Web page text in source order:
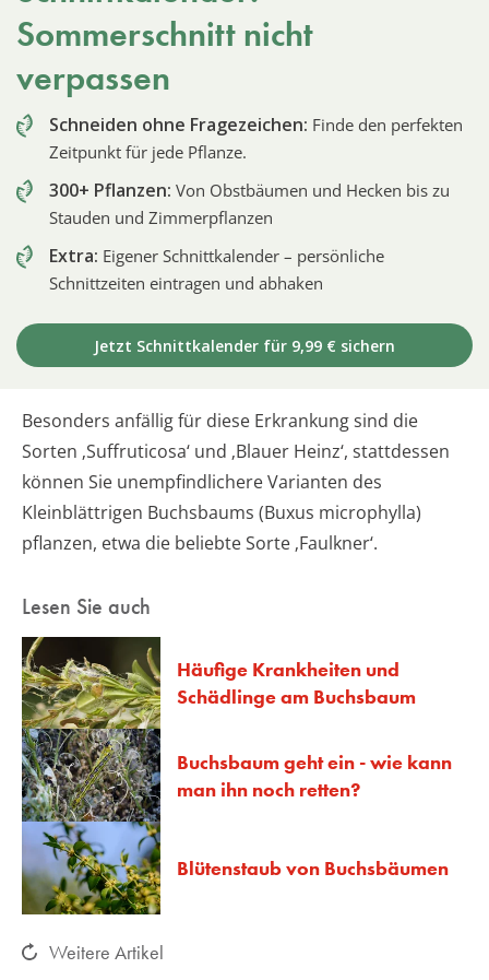
Sommerschnitt nicht
verpassen
Schneiden ohne Fragezeichen: Finde den perfekten
Zeitpunkt für jede Pflanze.
300+ Pflanzen: Von Obstbäumen und Hecken bis zu
Stauden und Zimmerpflanzen
Extra: Eigener Schnittkalender – persönliche
Schnittzeiten eintragen und abhaken
Jetzt Schnittkalender für 9,99 € sichern
Besonders anfällig für diese Erkrankung sind die
Sorten ‚Suffruticosa‘ und ‚Blauer Heinz‘, stattdessen
können Sie unempfindlichere Varianten des
Kleinblättrigen Buchsbaums (Buxus microphylla)
pflanzen, etwa die beliebte Sorte ‚Faulkner‘.
Lesen Sie auch
Häufige Krankheiten und
Schädlinge am Buchsbaum
Buchsbaum geht ein - wie kann
man ihn noch retten?
Blütenstaub von Buchsbäumen
Weitere Artikel